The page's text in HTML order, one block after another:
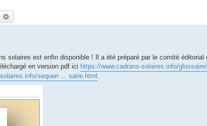
Rechercher
solaires est enfin disponible ! Il a été préparé par le comité éditorial
en version pdf ici https://www.cadrans-solaires.info/glossaire/
sequen ... saire.html